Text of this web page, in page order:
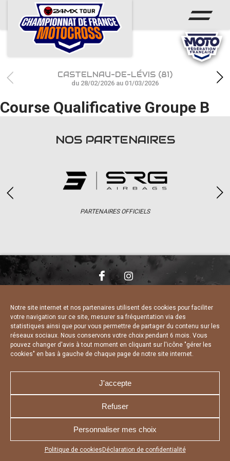
Notre site internet et nos partenaires utilisent des cookies pour faciliter
votre navigation sur ce site, mesurer sa fréquentation via des
statistiques ainsi que pour vous permettre de partager du contenu sur les
réseaux sociaux. Nous conservons votre choix pendant 6 mois. Vous
pouvez changer d'avis à tout moment en cliquant sur l'icône "gérer les
cookies" en bas à gauche de chaque page de notre site internet.
J'accepte
Refuser
Personnaliser mes choix
Politique de cookies Déclaration de confidentialité
Appuyez sur le bouton partager en bas de votre
ACCUEIL
ACTUS
CALENDRIER
RÉSULTATS
PHOTOS / WEB TV
CASTELNAU-DE-LÉVIS (81)
du 28/02/2026 au 01/03/2026
Course Qualificative Groupe B
NOS PARTENAIRES
PARTENAIRES OFFICIELS
CHARTE DE CONFIDENTIALITÉ
DÉCLARATION DE CONFIDENTIALITÉ
POLITIQUE D’UTILISATION DES COOKIES
RÉALISÉ PAR L’AGENCE WEB A3 WEB